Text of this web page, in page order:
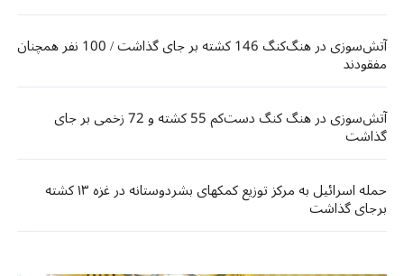
آتش‌سوزی در هنگ‌کنگ 146 کشته بر جای گذاشت / 100 نفر همچنان
مفقودند
آتش‌سوزی در هنگ کنگ دست‌کم 55 کشته و 72 زخمی بر جای
گذاشت
حمله اسرائیل به مرکز توزیع کمکهای بشردوستانه در غزه ۱۳ کشته
برجای گذاشت